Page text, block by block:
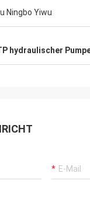
Ningbo Yiwu
hydraulischer